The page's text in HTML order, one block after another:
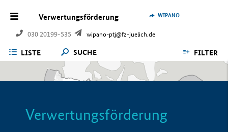
Verwertungsförderung
030 20199-535 wipano-ptj@fz-juelich.de
WIPANO
LISTE SUCHE FILTER
Verwertungsförderung